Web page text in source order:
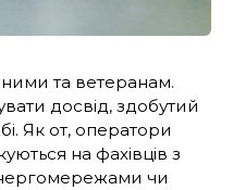
та ветеранам.
досвід, здобутий
Як от, оператори
на фахівців з
чи